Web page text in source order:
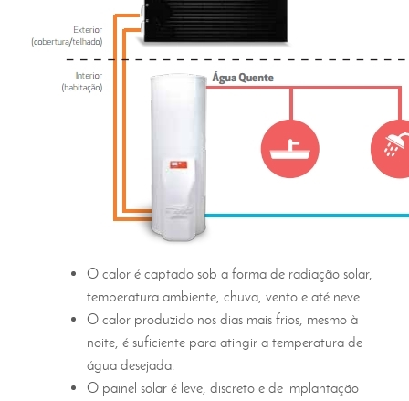
O calor é captado sob a forma de radiação solar,
temperatura ambiente, chuva, vento e até neve.
O calor produzido nos dias mais frios, mesmo à
noite, é suficiente para atingir a temperatura de
água desejada.
O painel solar é leve, discreto e de implantação